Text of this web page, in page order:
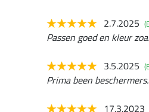
2.7.2025
Passen goed en kleur
3.5.2025
Prima been beschermers.
17.3.2023